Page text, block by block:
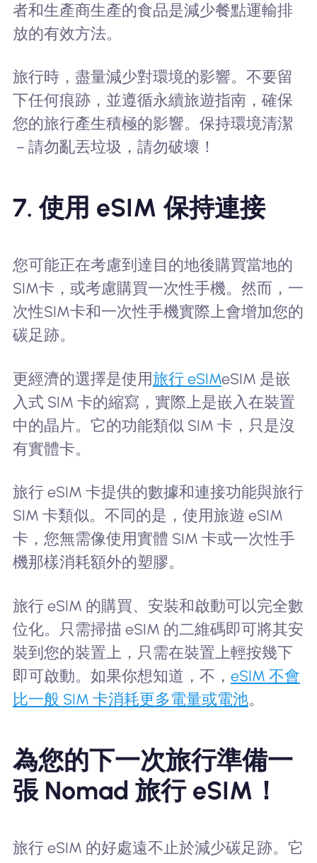
者和生產商生產的食品是減少餐點運輸排
放的有效方法。
旅行時，盡量減少對環境的影響。不要留
下任何痕跡，並遵循永續旅遊指南，確保
您的旅行產生積極的影響。保持環境清潔
－請勿亂丟垃圾，請勿破壞！
7. 使用 eSIM 保持連接
您可能正在考慮到達目的地後購買當地的
SIM卡，或考慮購買一次性手機。然而，一
次性SIM卡和一次性手機實際上會增加您的
碳足跡。
更經濟的選擇是使用旅行 eSIMeSIM 是嵌
入式 SIM 卡的縮寫，實際上是嵌入在裝置
中的晶片。它的功能類似 SIM 卡，只是沒
有實體卡。
旅行 eSIM 卡提供的數據和連接功能與旅行
SIM 卡類似。不同的是，使用旅遊 eSIM
卡，您無需像使用實體 SIM 卡或一次性手
機那樣消耗額外的塑膠。
旅行 eSIM 的購買、安裝和啟動可以完全數
位化。只需掃描 eSIM 的二維碼即可將其安
裝到您的裝置上，只需在裝置上輕按幾下
即可啟動。如果你想知道，不， eSIM 不會
比一般 SIM 卡消耗更多電量或電池。
為您的下一次旅行準備一
張 Nomad 旅行 eSIM！
旅行 eSIM 的好處遠不止於減少碳足跡。它